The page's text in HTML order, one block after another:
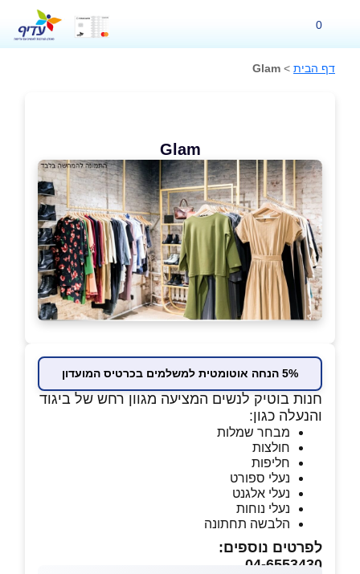
0
דף הבית >
Glam
Glam
5% הנחה אוטומטית למשלמים בכרטיס המועדון
חנות בוטיק לנשים המציעה מגוון רחש של ביגוד
והנעלה כגון:
מבחר שמלות
חולצות
חליפות
נעלי ספורט
נעלי אלגנט
נעלי נוחות
הלבשה תחתונה
לפרטים נוספים:
04-6553430